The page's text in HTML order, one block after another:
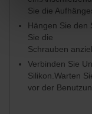
Sie die
Hängen Sie den
Sie die
Schrauben
Verbinden Sie
Silikon.Warten
vor der